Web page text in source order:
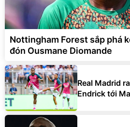
Nottingham Forest sắp phá
đón Ousmane Diomande
Real Madrid
Endrick tới